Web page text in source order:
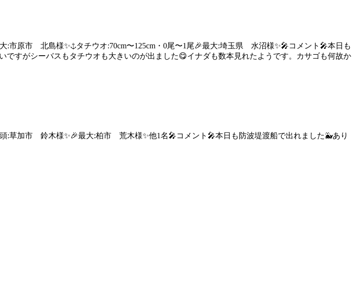
:市原市 北島様✨⚓️タチウオ:70cm〜125cm・0尾〜1尾🎉最大:埼玉県 水沼様✨🎤コメント🎤本日も
すがシーバスもタチウオも大きいのが出ました😋イナダも数本見れたようです。カサゴも何故か
:草加市 鈴木様✨🎉最大:柏市 荒木様✨他1名🎤コメント🎤本日も防波堤渡船で出れました🐳あり